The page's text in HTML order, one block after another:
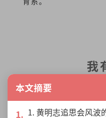
我
You must be
本文摘要
1. 黄明志追思会风